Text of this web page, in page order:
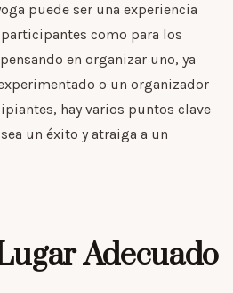
puede ser una experiencia
como para los
en organizar uno, ya
o un organizador
hay varios puntos clave
un éxito y atraiga a un
Adecuado